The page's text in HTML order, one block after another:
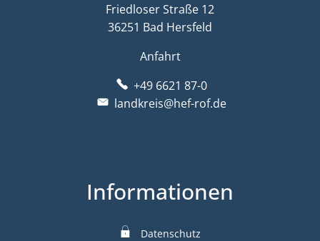
Friedloser Straße 12
36251 Bad Hersfeld
Anfahrt
+49 6621 87-0
landkreis@hef-rof.de
Informationen
Datenschutz